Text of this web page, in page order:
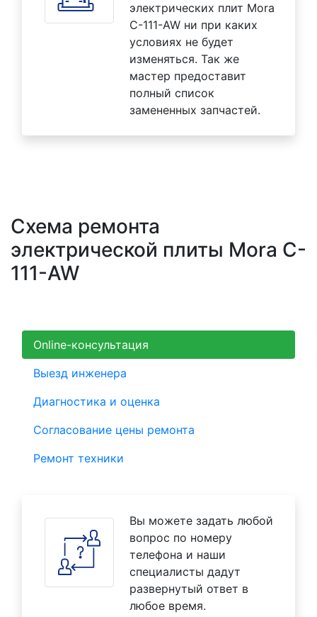
электрических плит Mora
C-111-AW ни при каких
условиях не будет
изменяться. Так же
мастер предоставит
полный список
замененных запчастей.
Схема ремонта
электрической плиты Mora C-
111-AW
Online-консультация
Выезд инженера
Диагностика и оценка
Согласование цены ремонта
Ремонт техники
Вы можете задать любой
вопрос по номеру
телефона и наши
специалисты дадут
развернутый ответ в
любое время.